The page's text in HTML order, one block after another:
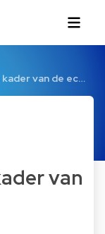
van de ec…
van